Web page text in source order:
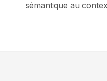
sémantique au